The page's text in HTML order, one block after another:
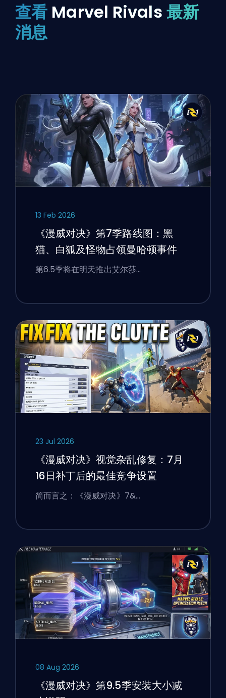
查看 Marvel Rivals 最新
消息
13 Feb 2026
《漫威对决》第7季路线图：黑
猫、白狐及怪物占领曼哈顿事件
第6.5季将在明天推出艾尔莎…
23 Jul 2026
《漫威对决》视觉杂乱修复：7月
16日补丁后的最佳竞争设置
简而言之：《漫威对决》7&…
08 Aug 2026
《漫威对决》第9.5季安装大小减